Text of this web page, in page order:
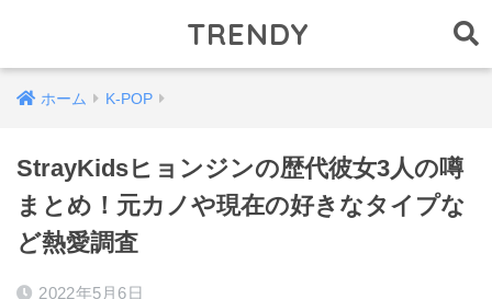
TRENDY
ホーム K-POP
StrayKidsヒョンジンの歴代彼女3人の噂
まとめ！元カノや現在の好きなタイプな
ど熱愛調査
2022年5月6日